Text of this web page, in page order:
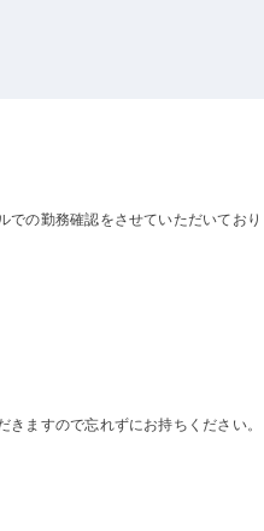
での勤務確認をさせていただいてお
ますので忘れずにお持ちください。